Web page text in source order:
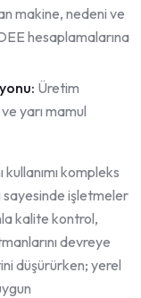
makine, nedeni ve
hesaplamalarına
Üretim
yarı mamul
kompleks
sayesinde işletmeler
kalite kontrol,
devreye
düşürürken; yerel